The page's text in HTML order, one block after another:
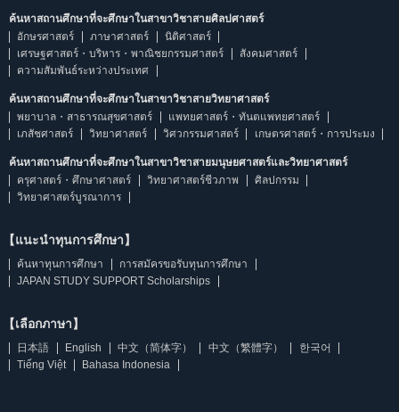
ค้นหาสถานศึกษาที่จะศึกษาในสาขาวิชาสายศิลปศาสตร์
อักษรศาสตร์
ภาษาศาสตร์
นิติศาสตร์
เศรษฐศาสตร์・บริหาร・พาณิชยกรรมศาสตร์
สังคมศาสตร์
ความสัมพันธ์ระหว่างประเทศ
ค้นหาสถานศึกษาที่จะศึกษาในสาขาวิชาสายวิทยาศาสตร์
พยาบาล・สาธารณสุขศาสตร์
แพทยศาสตร์・ทันตแพทยศาสตร์
เภสัชศาสตร์
วิทยาศาสตร์ วิศวกรรมศาสตร์ เกษตรศาสตร์・การประมง
ค้นหาสถานศึกษาที่จะศึกษาในสาขาวิชาสายมนุษยศาสตร์และวิทยาศาสตร์
ครุศาสตร์・ศึกษาศาสตร์
วิทยาศาสตร์ชีวภาพ
ศิลปกรรม
วิทยาศาสตร์บูรณาการ
【แนะนำทุนการศึกษา】
ค้นหาทุนการศึกษา
การสมัครขอรับทุนการศึกษา
JAPAN STUDY SUPPORT Scholarships
【เลือกภาษา】
日本語 English 中文（简体字） 中文（繁體字）
한국어
Tiếng Việt
Bahasa Indonesia